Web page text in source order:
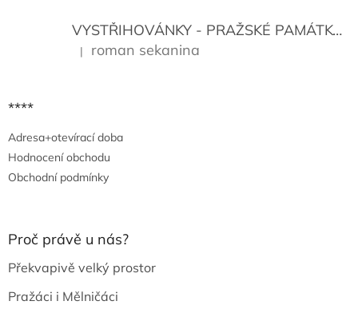
VYSTŘIHOVÁNKY - PRAŽSKÉ PAMÁTKY
Hodnocení produktu je 5 z 5 hvězdiček.
| roman sekanina
****
Adresa+otevírací doba
Hodnocení obchodu
Obchodní podmínky
Proč právě u nás?
Překvapivě velký prostor
Pražáci i Mělničáci